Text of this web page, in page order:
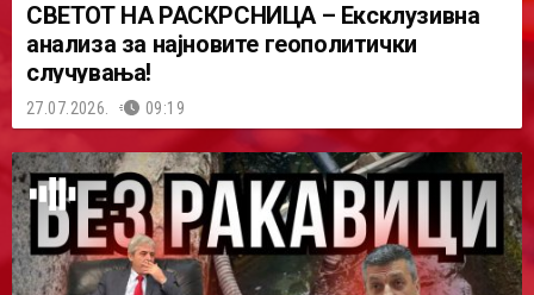
СВЕТОТ НА РАСКРСНИЦА – Ексклузивна
анализа за најновите геополитички
случувања!
27.07.2026. 09:19